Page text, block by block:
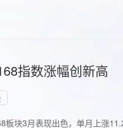
指数涨幅创新高
板块3月表现出色，单月上涨